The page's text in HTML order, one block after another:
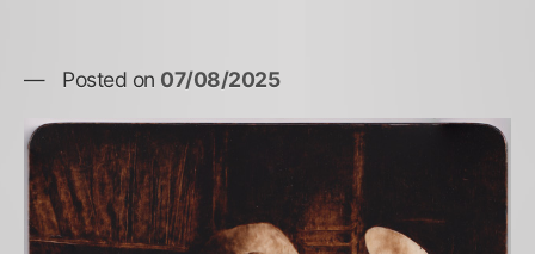
Posted on 07/08/2025